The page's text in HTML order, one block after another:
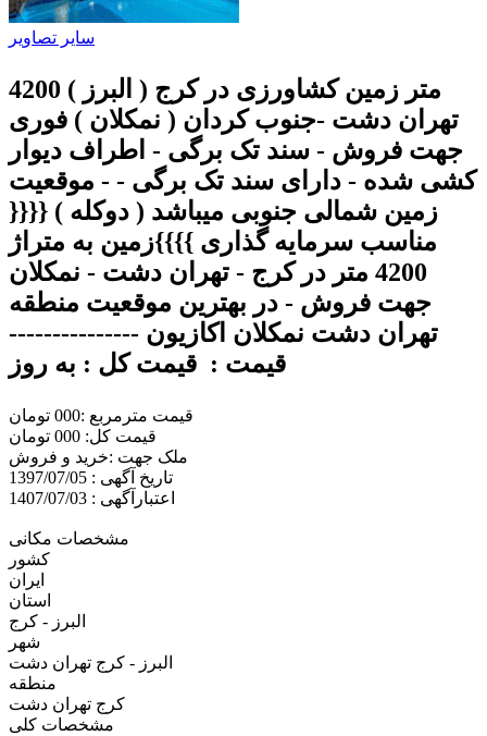
سایر تصاویر
4200 متر زمین کشاورزی در کرج ( البرز )
تهران دشت -جنوب کردان ( نمکلان ) فوری
جهت فروش - سند تک برگی - اطراف دیوار
کشی شده - دارای سند تک برگی - - موقعیت
زمین شمالی جنوبی میباشد ( دوکله ) {{{{
مناسب سرمایه گذاری }}}}زمین به متراژ
4200 متر در کرج - تهران دشت - نمکلان
جهت فروش - در بهترین موقعیت منطقه
تهران دشت نمکلان اکازیون ---------------
قیمت مترمربع :000 تومان
قیمت کل: 000 تومان
ملک جهت :خريد و فروش
تاریخ آگهی : 1397/07/05
اعتبارآگهی : 1407/07/03
مشخصات مکانی
کشور
ایران
استان
البرز - کرج
شهر
البرز - کرج تهران دشت
منطقه
کرج تهران دشت
مشخصات کلی